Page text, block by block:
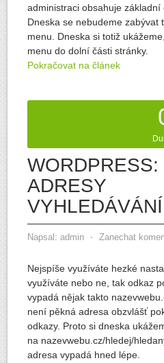
administraci obsahuje základní
Dneska se nebudeme zabývat
menu. Dneska si totiž
menu do dolní části stránky.
Pokračovat na článek
WORDPRESS:
ADRESY
VYHLEDÁVÁNÍ
Napsal: admin ⋅ Zanechat
Nejspíše využíváte hezké
využíváte nebo ne, tak odkaz
vypadá nějak takto
není pěkná adresa obzvlášť
odkazy. Proto si dneska
na nazevwebu.cz/hledej/
adresa vypadá hned lépe.